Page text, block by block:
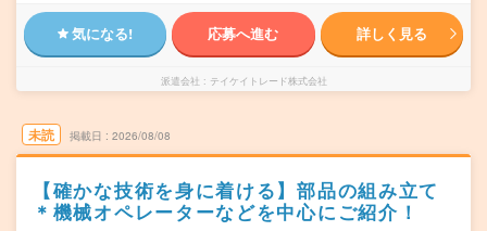
気になる! 応募へ進む 詳しく見る
派遣会社 テイケイトレード株式会社
未読 掲載日 2026/08/08
【確かな技術を身に着ける】部品の組み立て
＊機械オペレーターなどを中心にご紹介！